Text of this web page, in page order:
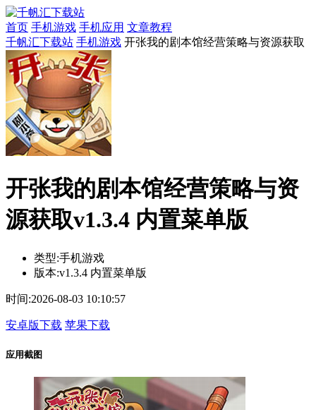
首页 手机游戏 手机应用 文章教程
千帆汇下载站 手机游戏 开张我的剧本馆经营策略与资源获取
开张我的剧本馆经营策略与资
源获取v1.3.4 内置菜单版
类型:手机游戏
版本:v1.3.4 内置菜单版
时间:2026-08-03 10:10:57
安卓版下载 苹果下载
应用截图